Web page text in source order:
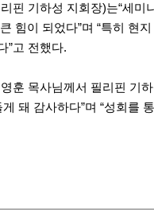
핀 기하성 지회장)는“세
힘이 되었다”며 “특히 현
”고 전했다.
훈 목사님께서 필리핀 기
돼 감사하다”며 “성회를